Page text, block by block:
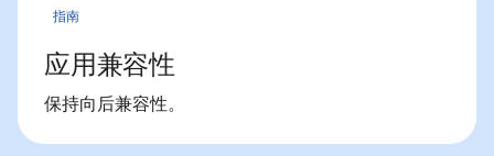
指南
应用兼容性
保持向后兼容性。